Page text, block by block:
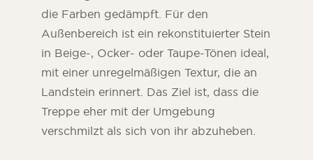
die Farben gedämpft. Für den
Außenbereich ist ein rekonstituierter Stein
in Beige-, Ocker- oder Taupe-Tönen ideal,
mit einer unregelmäßigen Textur, die an
Landstein erinnert. Das Ziel ist, dass die
Treppe eher mit der Umgebung
verschmilzt als sich von ihr abzuheben.